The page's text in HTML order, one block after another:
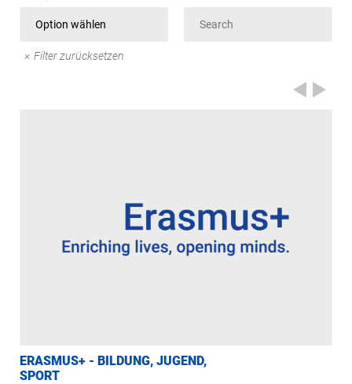
ERASMUS+ - BILDUNG, JUGEND,
SPORT
Filter zurücksetzen